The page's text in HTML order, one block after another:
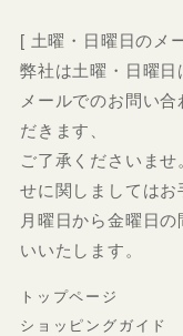
[ 土曜・日曜日のメ
弊社は土曜・日曜日
メールでのお問い
だきます、
ご了承くださいま
せに関しましてはお
月曜日から金曜日
いいたします。
トップページ
ショッピングガイド